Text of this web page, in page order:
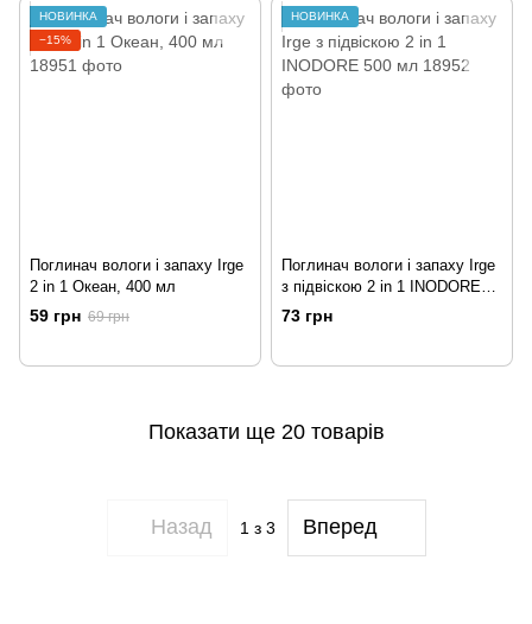
НОВИНКА
−15%
Поглинач вологи і запаху Irge
2 in 1 Океан, 400 мл
59 грн 69 грн
НОВИНКА
Поглинач вологи і запаху Irge
з підвіскою 2 in 1 INODORE
500 мл
73 грн
Показати ще 20 товарів
Назад 1 з 3 Вперед